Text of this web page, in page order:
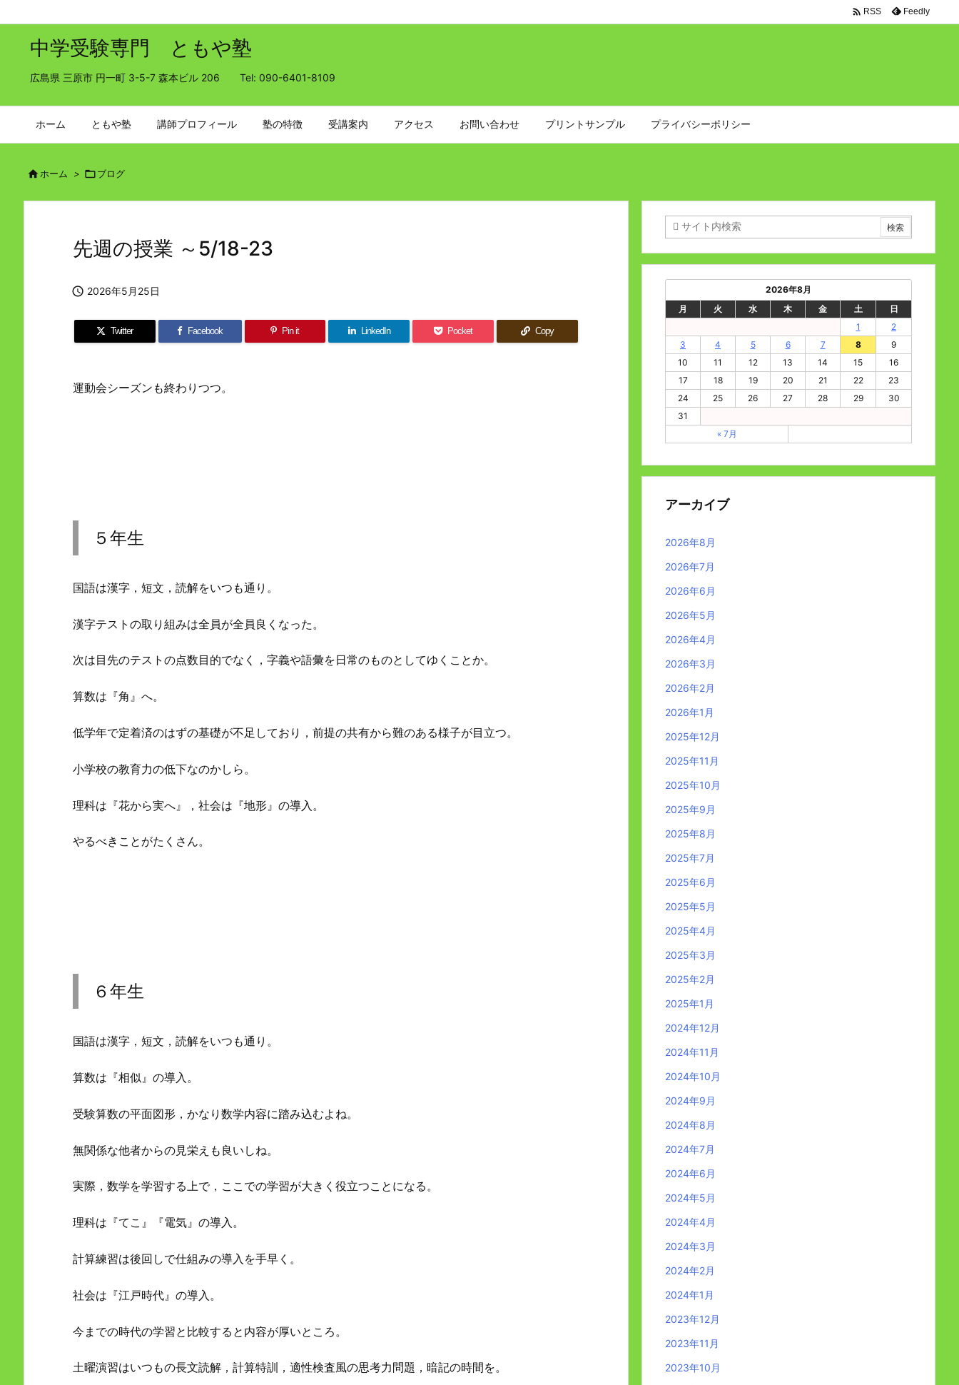
中学受験専門 ともや塾
広島県 三原市 円一町 3-5-7 森本ビル 206 Tel: 090-6401-8109
ホーム ともや塾 講師プロフィール 塾の特徴 受講案内 アクセス お問い合わせ プリントサンプル プライバシーポリシー
 RSS Feedly
 ホーム > ブログ
先週の授業 ～5/18-23
 2026年5月25日
Twitter Facebook Pin it LinkedIn Pocket Copy
運動会シーズンも終わりつつ。
５年生
国語は漢字，短文，読解をいつも通り。
漢字テストの取り組みは全員が全員良くなった。
次は目先のテストの点数目的でなく，字義や語彙を日常のものとしてゆくことか。
算数は『角』へ。
低学年で定着済のはずの基礎が不足しており，前提の共有から難のある様子が目立つ。
小学校の教育力の低下なのかしら。
理科は『花から実へ』，社会は『地形』の導入。
やるべきことがたくさん。
６年生
国語は漢字，短文，読解をいつも通り。
算数は『相似』の導入。
受験算数の平面図形，かなり数学内容に踏み込むよね。
無関係な他者からの見栄えも良いしね。
実際，数学を学習する上で，ここでの学習が大きく役立つことになる。
理科は『てこ』『電気』の導入。
計算練習は後回しで仕組みの導入を手早く。
社会は『江戸時代』の導入。
今までの時代の学習と比較すると内容が厚いところ。
土曜演習はいつもの長文読解，計算特訓，適性検査風の思考力問題，暗記の時間を。
2026年8月
月
火 水 木 金 土
日
1
2
3
4 5 6 7 8
9
10
11 12 13 14 15
16
17
18 19 20 21 22
23
24
25 26 27 28 29
30
31
« 7月
アーカイブ
2026年8月
2026年7月
2026年6月
2026年5月
2026年4月
2026年3月
2026年2月
2026年1月
2025年12月
2025年11月
2025年10月
2025年9月
2025年8月
2025年7月
2025年6月
2025年5月
2025年4月
2025年3月
2025年2月
2025年1月
2024年12月
2024年11月
2024年10月
2024年9月
2024年8月
2024年7月
2024年6月
2024年5月
2024年4月
2024年3月
2024年2月
2024年1月
2023年12月
2023年11月
2023年10月